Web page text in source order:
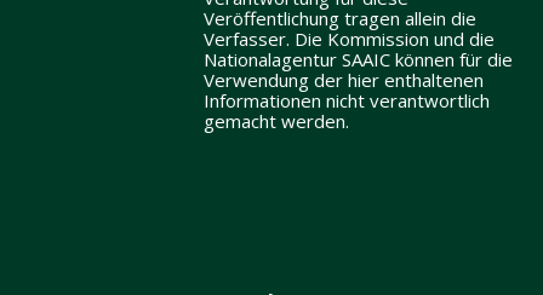
Veröffentlichung tragen allein die
Verfasser. Die Kommission und die
Nationalagentur SAAIC können für die
Verwendung der hier enthaltenen
Informationen nicht verantwortlich
gemacht werden.